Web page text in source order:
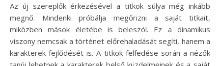
Az új szereplők érkezésével a titkok súlya még inkább
megnő. Mindenki próbálja megőrizni a saját titkait,
miközben mások életébe is beleszól. Ez a dinamikus
viszony nemcsak a történet előrehaladását segíti, hanem a
karakterek fejlődését is. A titkok felfedése során a nézők